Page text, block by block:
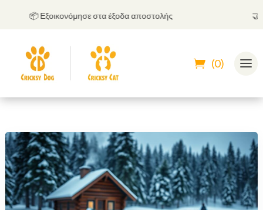
📦 Εξοικονόμησε στα έξοδα αποστολής
(0)